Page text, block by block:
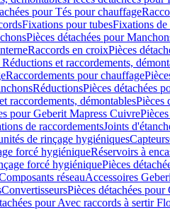
pour Tés pour chauffage
Fixations pour tubesFixations de
Pièces détachées pour
Raccords en croixPièces
et raccordements,
Raccordements pour chauffage
RéductionsPièces détachées
raccordements, démontablesPièces
pour Geberit Mapress Cuivre
de raccordementsJoints
de rinçage hygiéniquesCapteurs
forcé hygiéniqueRéservoirs à
forcé hygiéniquePièces
réseauAccessoires
ConvertisseursPièces détachées pour
pour Avec raccords à sertir